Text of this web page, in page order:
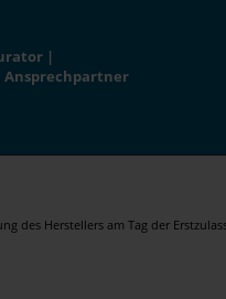
|
Ansprechpartner
des Herstellers am Tag der